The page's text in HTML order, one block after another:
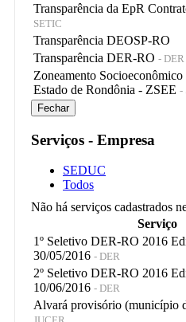
Transparência da EpR
SETIC
Transparência DEOSP-RO
Transparência DER-RO - DER
Zoneamento
Estado de Rondônia - ZSEE -
Fechar
Serviços - Empresa
SEDUC
Todos
Não há serviços cadastrados
Serviço
1º Seletivo DER-RO 2016
30/05/2016 - DER
2º Seletivo DER-RO 2016
10/06/2016 - DER
Alvará provisório (município